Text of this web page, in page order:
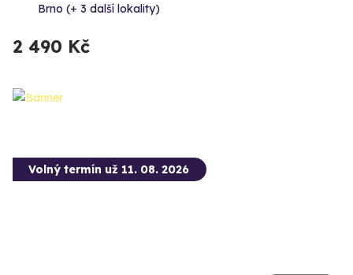
Brno (+ 3 další lokality)
2 490 Kč
Volný termín už 11. 08. 2026